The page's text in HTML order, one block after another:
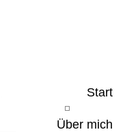
Start
Über mich